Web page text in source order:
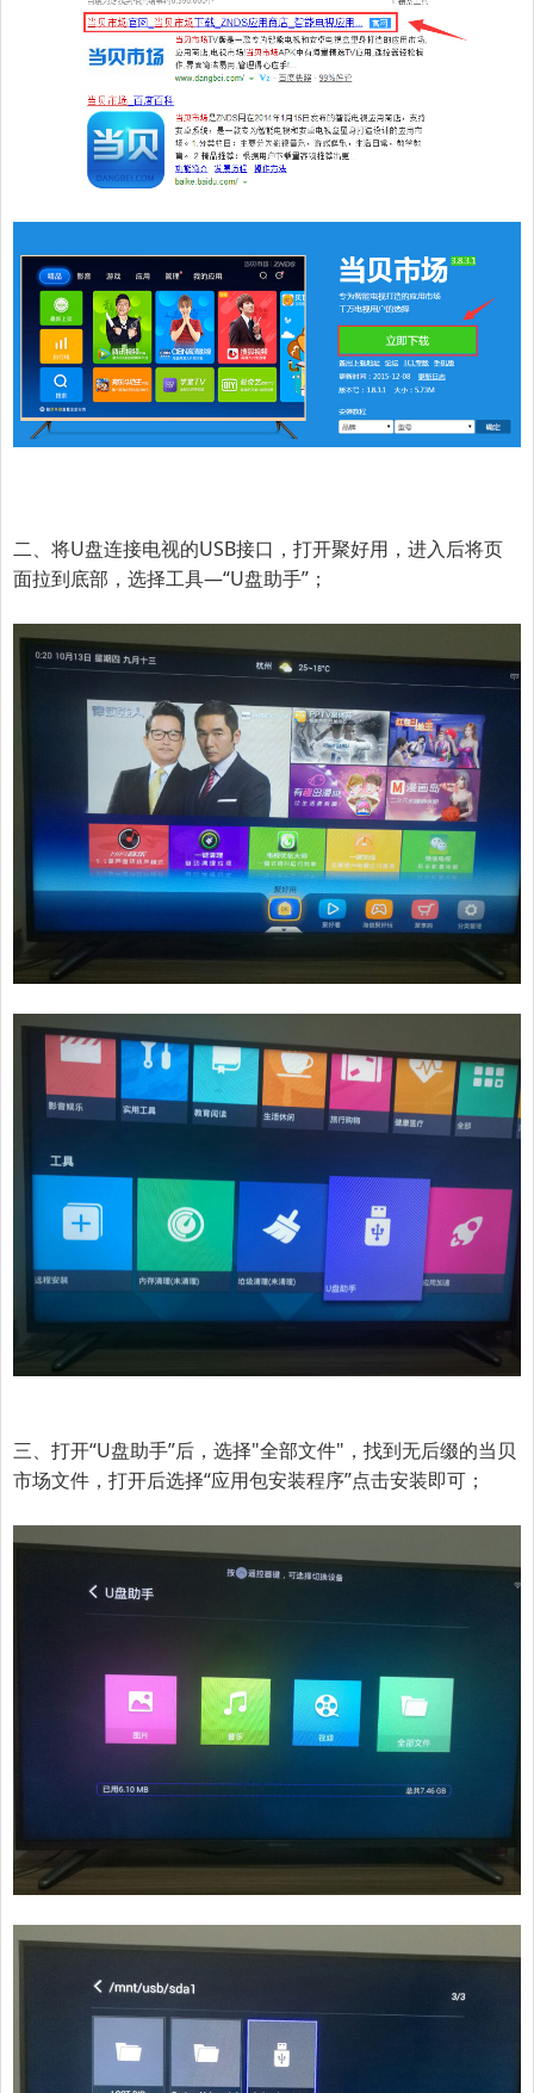
二、将U盘连接电视的USB接口，打开聚好用，进入后将页
面拉到底部，选择工具—“U盘助手” ；
三、打开“U盘助手”后，选择"全部文件" ，找到无后缀的当贝
市场文件，打开后选择“应用包安装程序”点击安装即可；